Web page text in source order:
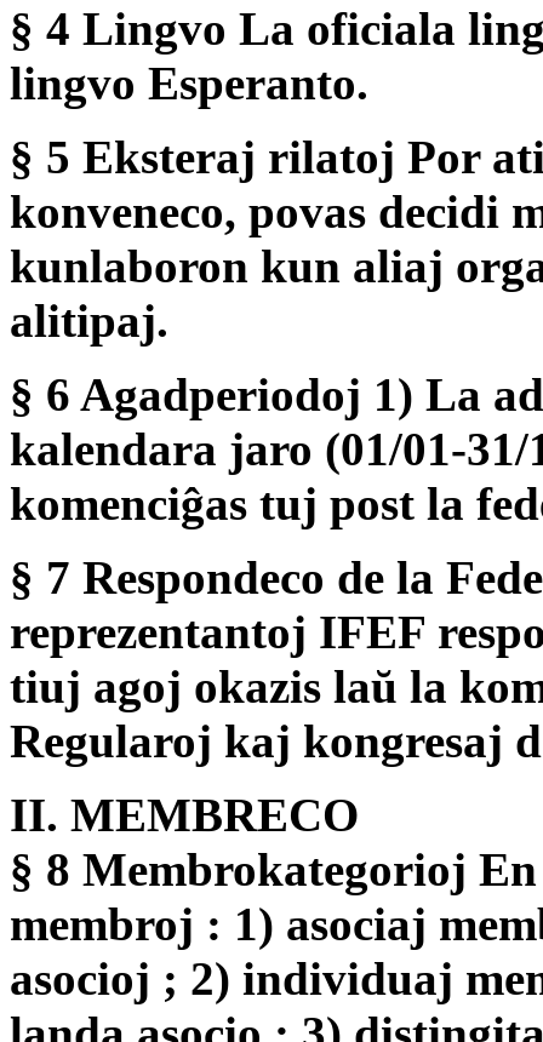
§ 4 Lingvo La oficiala
lingvo Esperanto.
§ 5 Eksteraj rilatoj Por
konveneco, povas decidi
kunlaboron kun aliaj
alitipaj.
§ 6 Agadperiodoj 1) La
kalendara jaro (01/01-
komenciĝas tuj post la
§ 7 Respondeco de la
reprezentantoj IFEF
tiuj agoj okazis laŭ la
Regularoj kaj kongresaj
II. MEMBRECO
§ 8 Membrokategorioj
membroj : 1) asociaj
asocioj ; 2) individuaj